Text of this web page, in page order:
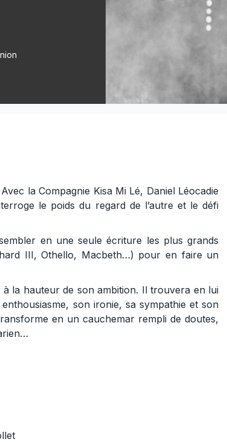
la Compagnie Kisa Mi Lé, Daniel Léocadie
le poids du regard de l’autre et le défi
en une seule écriture les plus grands
III, Othello, Macbeth…) pour en faire un
la hauteur de son ambition. Il trouvera en lui
son ironie, sa sympathie et son
en un cauchemar rempli de doutes,